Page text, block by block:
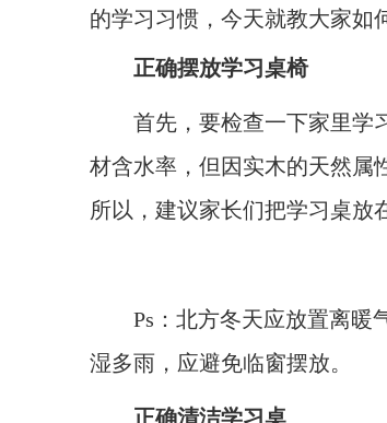
的学习习惯，今天就教大家如
正确摆放学习桌椅
首先，要检查一下家里学习
材含水率，但因实木的天然属
所以，建议家长们把学习桌放
Ps：北方冬天应放置离暖气
湿多雨，应避免临窗摆放。
正确清洁学习桌